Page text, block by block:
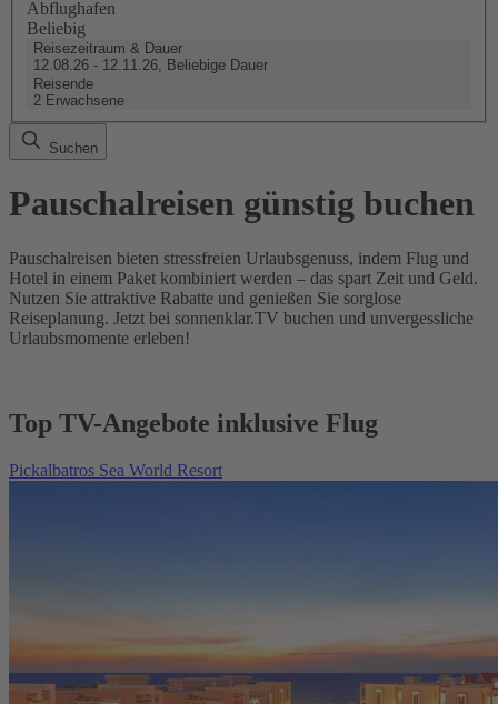
Abflughafen
Beliebig
Reisezeitraum & Dauer
12.08.26 - 12.11.26, Beliebige Dauer
Reisende
2 Erwachsene
Suchen
Pauschalreisen günstig buchen
Pauschalreisen bieten stressfreien Urlaubsgenuss, indem Flug und
Hotel in einem Paket kombiniert werden – das spart Zeit und Geld.
Nutzen Sie attraktive Rabatte und genießen Sie sorglose
Reiseplanung. Jetzt bei sonnenklar.TV buchen und unvergessliche
Urlaubsmomente erleben!
Top TV-Angebote inklusive Flug
Pickalbatros Sea World Resort